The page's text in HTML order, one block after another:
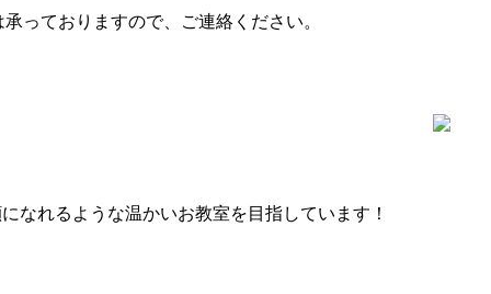
っておりますので、ご連絡ください。
なれるような温かいお教室を目指しています！